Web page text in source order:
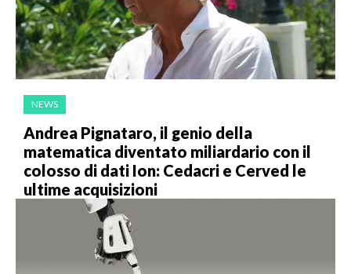
NEWS
Andrea Pignataro, il genio della
matematica diventato miliardario con il
colosso di dati Ion: Cedacri e Cerved le
ultime acquisizioni